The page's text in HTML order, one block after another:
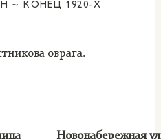
~ КОНЕЦ 1920-Х
оврага.
Новонабережная